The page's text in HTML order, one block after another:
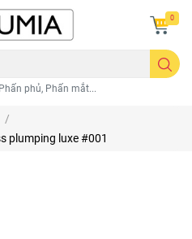
phủ, Phấn mắt...
0
/
plumping luxe #001